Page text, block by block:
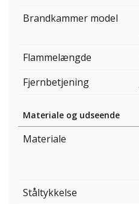
Brandkammer model
Flammelængde
Fjernbetjening
Materiale og udseende
Materiale
Ståltykkelse